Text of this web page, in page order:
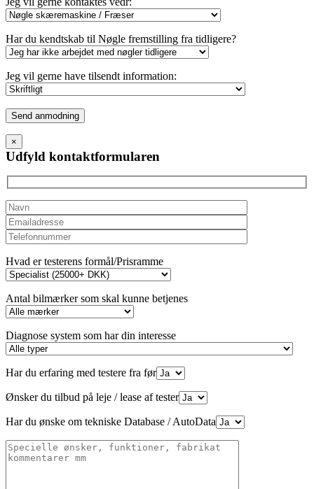
Har du kendtskab til Nøgle fremstilling fra tidligere?
Jeg vil gerne have tilsendt information:
Please
leave
this
field
empty.
×
Udfyld kontaktformularen
Hvad er testerens formål/Prisramme
Antal bilmærker som skal kunne betjenes
Diagnose system som har din interesse
Har du erfaring med testere fra før
Ønsker du tilbud på leje / lease af tester
Har du ønske om tekniske Database / AutoData